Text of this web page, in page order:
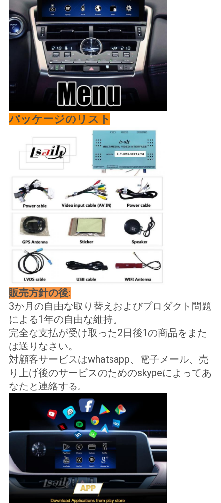
パッケージのリスト
販売方針の後:
3か月の自由な取り替えおよびプロダクト問題
による1年の自由な維持。
完全な支払が受け取った2日後1の商品をまた
は送りなさい。
対顧客サービスはwhatsapp、電子メール、売
り上げ後のサービスのためのskypeによってあ
なたと連絡する。